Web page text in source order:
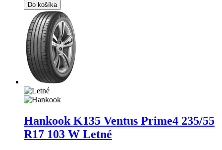
Do košíka
Hankook K135 Ventus Prime4 235/55
R17 103 W Letné